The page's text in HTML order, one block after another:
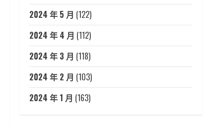
2024 年 5 月 (122)
2024 年 4 月 (112)
2024 年 3 月 (118)
2024 年 2 月 (103)
2024 年 1 月 (163)